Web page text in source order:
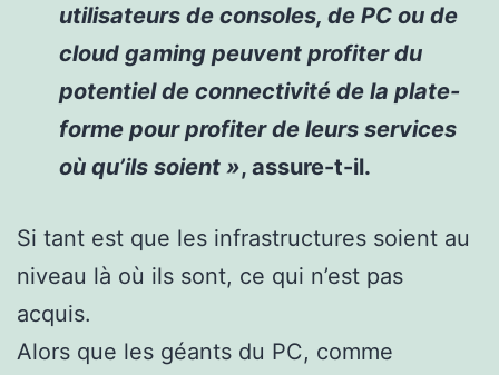
utilisateurs de consoles, de PC ou de
cloud gaming peuvent profiter du
potentiel de connectivité de la plate-
forme pour profiter de leurs services
où qu’ils soient », assure-t-il.
Si tant est que les infrastructures soient au
niveau là où ils sont, ce qui n’est pas
acquis.
Alors que les géants du PC, comme